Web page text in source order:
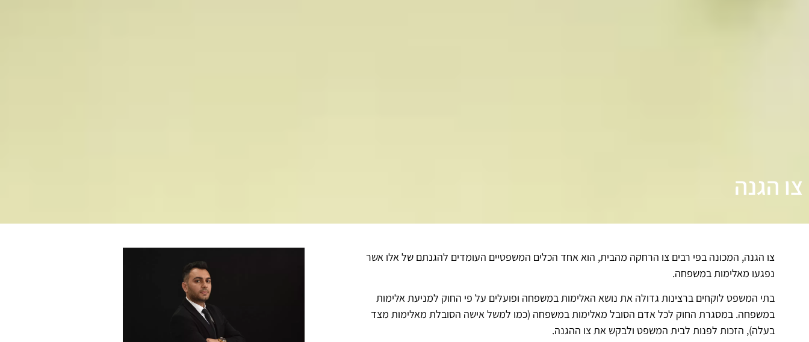
צו הגנה
צו הגנה, המכונה בפי רבים צו הרחקה מהבית, הוא אחד הכלים המשפטיים העומדים להגנתם של אלו אשר
נפגעו מאלימות במשפחה.
בתי המשפט לוקחים ברצינות גדולה את נושא האלימות במשפחה ופועלים על פי החוק למניעת אלימות
במשפחה. במסגרת החוק לכל אדם הסובל מאלימות במשפחה (כמו למשל אישה הסובלת מאלימות מצד
בעלה), הזכות לפנות לבית המשפט ולבקש את צו ההגנה.